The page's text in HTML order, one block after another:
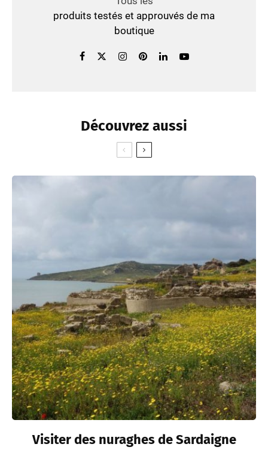
produits testés et approuvés de ma
boutique
Découvrez aussi
Visiter des nuraghes de Sardaigne